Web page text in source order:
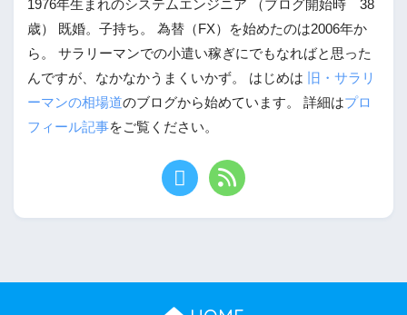
1976年生まれのシステムエンジニア （ブログ開始時 38
歳） 既婚。子持ち。 為替（FX）を始めたのは2006年か
ら。 サラリーマンでの小遣い稼ぎにでもなればと思った
んですが、なかなかうまくいかず。 はじめは
旧・サラリ
ーマンの相場道のブログから始めています。 詳細はプロ
フィール記事をご覧ください。